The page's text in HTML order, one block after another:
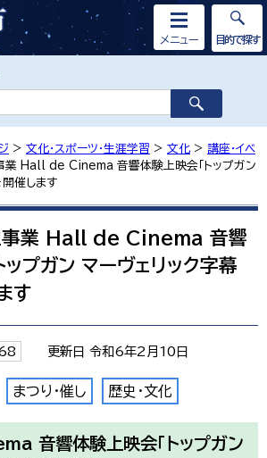
メニュー 目的で探す
> 文化・スポーツ・生涯学習 > 文化 > 講座・イベ
業 Hall de Cinema 音響体験上映会「トップガン
開催します
事業 Hall de Cinema 音響
ップガン マーヴェリック字幕
す
更新日 令和6年2月10日
まつり・催し 歴史・文化
音響体験上映会「トップガン